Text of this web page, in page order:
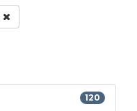
120